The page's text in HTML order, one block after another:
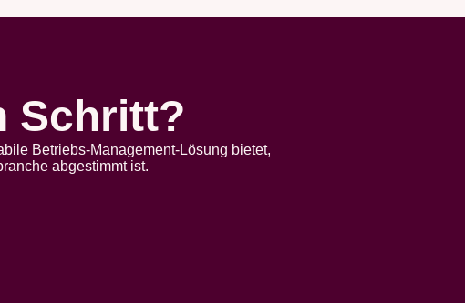
Schritt?
Betriebs-Management-Lösung bietet,
abgestimmt ist.